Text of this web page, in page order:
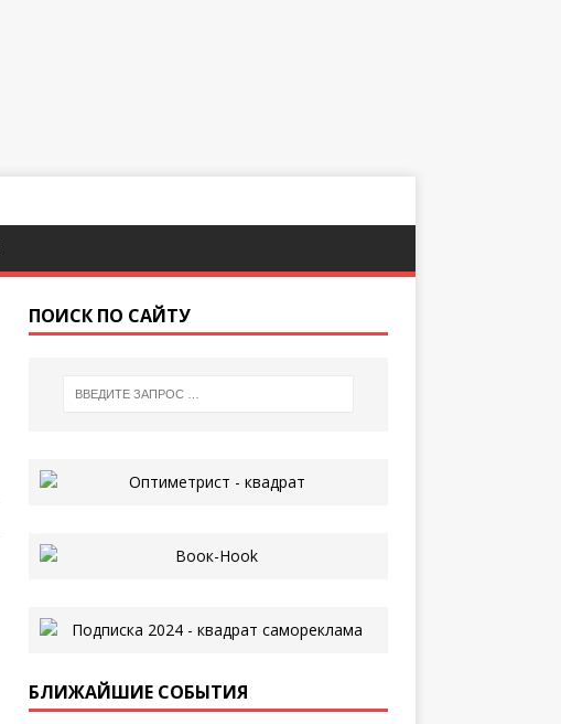
ПОИСК ПО САЙТУ
БЛИЖАЙШИЕ СОБЫТИЯ